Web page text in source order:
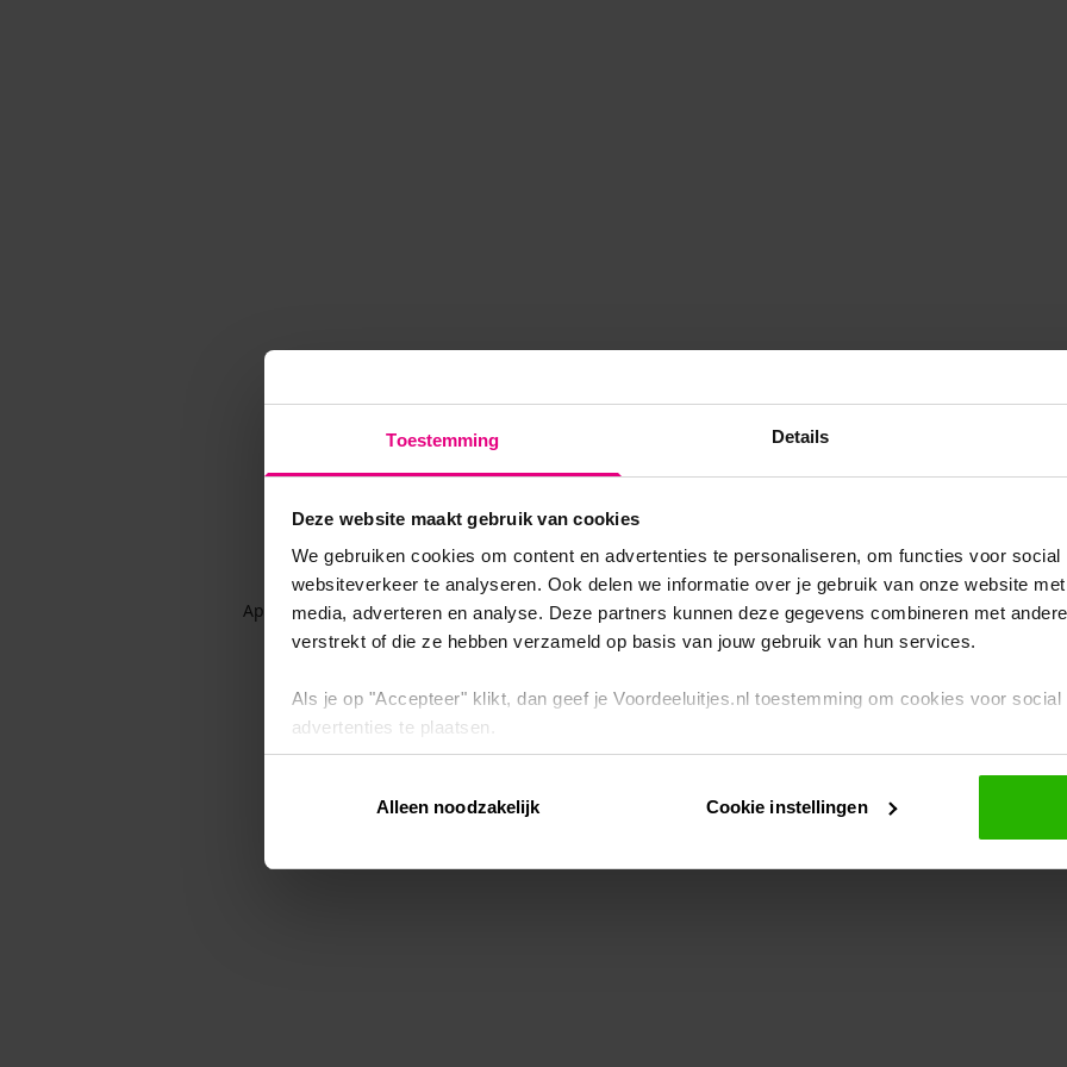
Toestemming Details
Deze website maakt gebruik van cookies
We gebruiken cookies om content en advertenties te personaliseren, om functies voor
websiteverkeer te analyseren. Ook delen we informatie over je gebruik van onze website
media, adverteren en analyse. Deze partners kunnen deze gegevens combineren met
verstrekt of die ze hebben verzameld op basis van jouw gebruik van hun services.
Als je op "Accepteer" klikt, dan geef je Voordeeluitjes.nl toestemming om cookies voor
advertenties te plaatsen.
Via "Cookie instellingen" kun je ook zelf instellen welke cookies worden geplaatst. Je kunt je
intrekken op onscookiebeleid.
Alleen noodzakelijk Cookie instellingen
Application error: a client-side exception has occurred while loadingwww.voordeeluitjes.nl (see the